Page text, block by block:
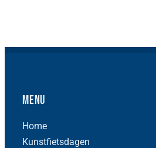
Menu
Home
Kunstfietsdagen